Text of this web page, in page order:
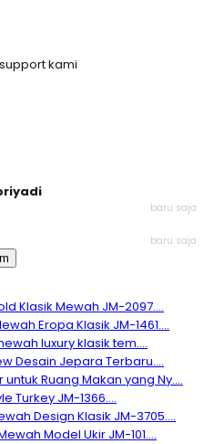
kami
baru saja
baru saja
Klasik Mewah JM-2097....
Eropa Klasik JM-1461....
luxury klasik tem....
Desain Jepara Terbaru....
Ruang Makan yang Ny....
Turkey JM-1366....
Design Klasik JM-3705....
Model Ukir JM-101....